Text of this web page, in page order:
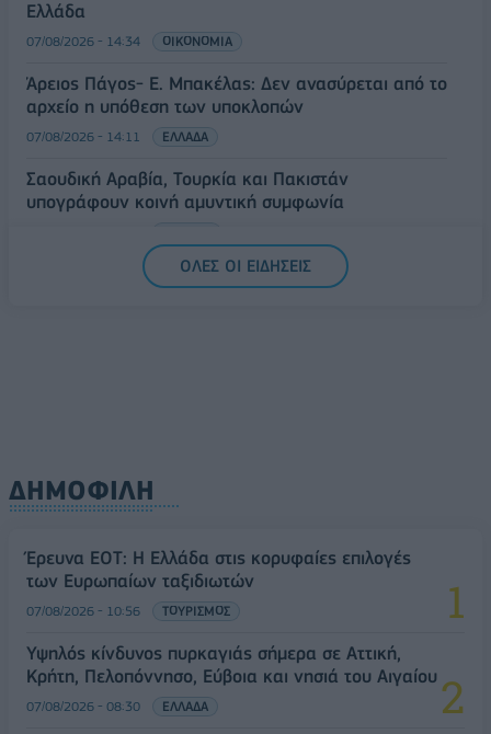
Ελλάδα
07/08/2026 - 14:34 ΟΙΚΟΝΟΜΙΑ
Άρειος Πάγος- Ε. Μπακέλας: Δεν ανασύρεται από το
αρχείο η υπόθεση των υποκλοπών
07/08/2026 - 14:11 ΕΛΛΑΔΑ
Σαουδική Αραβία, Τουρκία και Πακιστάν
υπογράφουν κοινή αμυντική συμφωνία
ΟΛΕΣ ΟΙ ΕΙΔΗΣΕΙΣ
ΔΗΜΟΦΙΛΗ
Έρευνα ΕΟΤ: Η Ελλάδα στις κορυφαίες επιλογές
των Ευρωπαίων ταξιδιωτών
07/08/2026 - 10:56 ΤΟΥΡΙΣΜΟΣ
Υψηλός κίνδυνος πυρκαγιάς σήμερα σε Αττική,
Κρήτη, Πελοπόννησο, Εύβοια και νησιά του Αιγαίου
07/08/2026 - 08:30 ΕΛΛΑΔΑ